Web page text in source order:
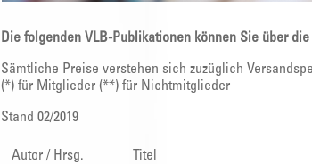
Die folgenden VLB-Publikationen können Sie über die
Sämtliche Preise verstehen sich zuzüglich
(*) für Mitglieder (**) für Nichtmitglieder
Stand 02/2019
Autor / Hrsg. Titel